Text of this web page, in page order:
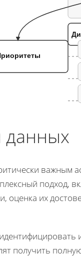
данных
важным
подход,
оценка их
получить